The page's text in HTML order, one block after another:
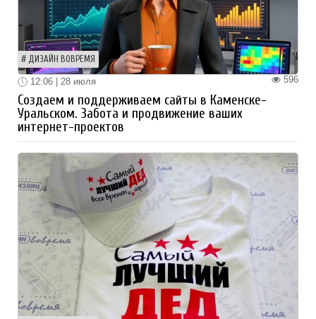
ДИЗАЙН ВОВРЕМЯ
596
12:06 | 28 июля
Создаем и поддерживаем сайты в Каменске-
Уральском. Забота и продвижение ваших
интернет-проектов